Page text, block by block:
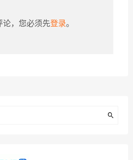
论，您必须先登录。